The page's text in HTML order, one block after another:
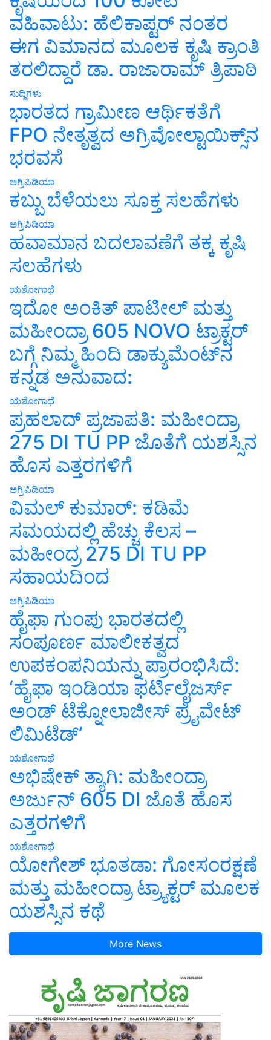
ವಹಿವಾಟು: ಹೆಲಿಕಾಪ್ಟರ್ ನಂತರ
ಈಗ ವಿಮಾನದ ಮೂಲಕ ಕೃಷಿ ಕ್ರಾಂತಿ
ತರಲಿದ್ದಾರೆ ಡಾ. ರಾಜಾರಾಮ್ ತ್ರಿಪಾಠಿ
ಸುದ್ದಿಗಳು
ಭಾರತದ ಗ್ರಾಮೀಣ ಆರ್ಥಿಕತೆಗೆ
FPO ನೇತೃತ್ವದ ಅಗ್ರಿವೋಲ್ಟಾಯಿಕ್ಸ್‌ನ
ಭರವಸೆ
ಅಗ್ರಿಪಿಡಿಯಾ
ಕಬ್ಬು ಬೆಳೆಯಲು ಸೂಕ್ತ ಸಲಹೆಗಳು
ಅಗ್ರಿಪಿಡಿಯಾ
ಹವಾಮಾನ ಬದಲಾವಣೆಗೆ ತಕ್ಕ ಕೃಷಿ
ಸಲಹೆಗಳು
ಯಶೋಗಾಥೆ
ಇದೋ ಅಂಕಿತ್ ಪಾಟೀಲ್ ಮತ್ತು
ಮಹೀಂದ್ರಾ 605 NOVO ಟ್ರಾಕ್ಟರ್
ಬಗ್ಗೆ ನಿಮ್ಮ ಹಿಂದಿ ಡಾಕ್ಯುಮೆಂಟ್‌ನ
ಕನ್ನಡ ಅನುವಾದ:
ಯಶೋಗಾಥೆ
ಪ್ರಹಲಾದ್ ಪ್ರಜಾಪತಿ: ಮಹೀಂದ್ರಾ
275 DI TU PP ಜೊತೆಗೆ ಯಶಸ್ಸಿನ
ಹೊಸ ಎತ್ತರಗಳಿಗೆ
ಅಗ್ರಿಪಿಡಿಯಾ
ವಿಮಲ್ ಕುಮಾರ್: ಕಡಿಮೆ
ಸಮಯದಲ್ಲಿ ಹೆಚ್ಚು ಕೆಲಸ –
ಮಹೀಂದ್ರ 275 DI TU PP
ಸಹಾಯದಿಂದ
ಅಗ್ರಿಪಿಡಿಯಾ
ಹೈಫಾ ಗುಂಪು ಭಾರತದಲ್ಲಿ
ಸಂಪೂರ್ಣ ಮಾಲೀಕತ್ವದ
ಉಪಕಂಪನಿಯನ್ನು ಪ್ರಾರಂಭಿಸಿದೆ:
‘ಹೈಫಾ ಇಂಡಿಯಾ ಫರ್ಟಿಲೈಜರ್ಸ್
ಅಂಡ್ ಟೆಕ್ನೋಲಾಜೀಸ್ ಪ್ರೈವೇಟ್
ಲಿಮಿಟೆಡ್’
ಯಶೋಗಾಥೆ
ಅಭಿಷೇಕ್ ತ್ಯಾಗಿ: ಮಹೀಂದ್ರಾ
ಅರ್ಜುನ್ 605 DI ಜೊತೆ ಹೊಸ
ಎತ್ತರಗಳಿಗೆ
ಯಶೋಗಾಥೆ
ಯೋಗೇಶ್ ಭೂತಡಾ: ಗೋಸಂರಕ್ಷಣೆ
ಮತ್ತು ಮಹೀಂದ್ರಾ ಟ್ರ್ಯಾಕ್ಟರ್ ಮೂಲಕ
ಯಶಸ್ಸಿನ ಕಥೆ
More News